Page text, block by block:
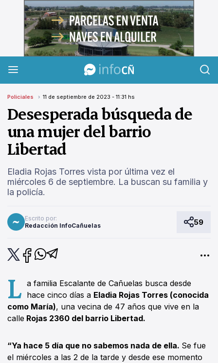
InfoCañuelas
Policiales 11 de septiembre de 2023 - 11:31 hs
Desesperada búsqueda de
una mujer del barrio
Libertad
Eladia Rojas Torres vista por última vez el
miércoles 6 de septiembre. La buscan su familia y
la policía.
Escrito por:
Redacción InfoCañuelas
59
L a familia Escalante de Cañuelas busca desde
hace cinco días a Eladia Rojas Torres (conocida
como María), una vecina de 47 años que vive en la
calle Rojas 2360 del barrio Libertad.
“Ya hace 5 día que no sabemos nada de ella. Se fue
el miércoles a las 2 de la tarde y desde ese momento